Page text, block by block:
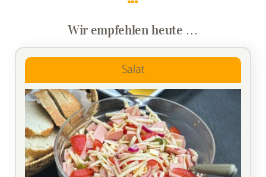
Wir empfehlen heute …
Salat